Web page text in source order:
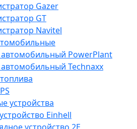
Gazer
GT
Navitel
PowerPlant
Technaxx
устройства
Einhell